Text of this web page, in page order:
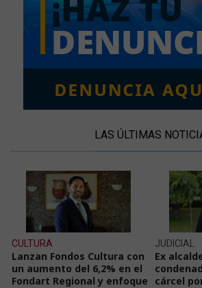
LAS ÚLTIMAS
CULTURA
Lanzan Fondos Cultura con
un aumento del 6,2% en el
Fondart Regional y enfoque
JUDICIAL
Ex
cárcel